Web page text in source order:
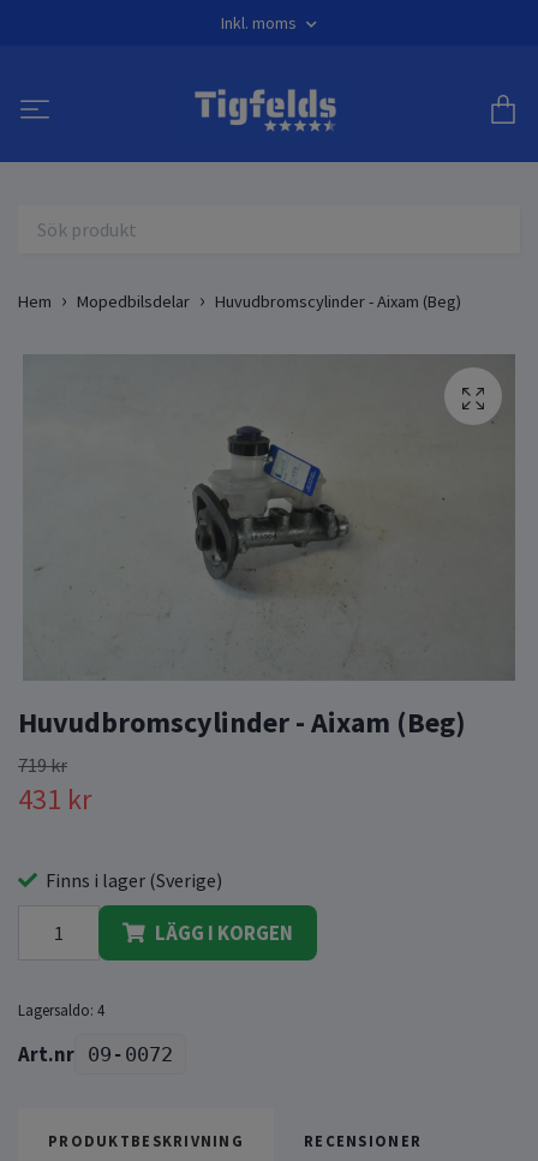
Inkl. moms
Hem Mopedbilsdelar Huvudbromscylinder - Aixam (Beg)
Huvudbromscylinder - Aixam (Beg)
719 kr
431 kr
Finns i lager (Sverige)
LÄGG I KORGEN
Lagersaldo: 4
09-0072
PRODUKTBESKRIVNING RECENSIONER